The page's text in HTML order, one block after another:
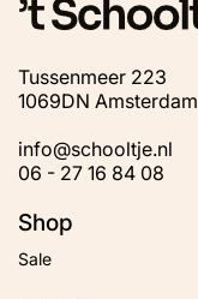
Tussenmeer 223
1069DN Amsterdam
info@schooltje.nl
06 - 27 16 84 08
Shop
Sale